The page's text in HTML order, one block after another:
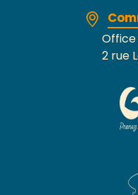
Office
2 rue